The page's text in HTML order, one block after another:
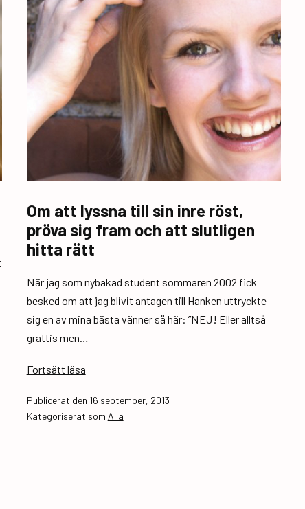
Om att lyssna till sin inre röst,
pröva sig fram och att slutligen
hitta rätt
När jag som nybakad student sommaren 2002 fick
besked om att jag blivit antagen till Hanken uttryckte
sig en av mina bästa vänner så här: ”NEJ! Eller alltså
grattis men…
Fortsätt läsaOm
lyssna
till
pröva
Publicerat den 16 september, 2013
Kategoriserat som Alla